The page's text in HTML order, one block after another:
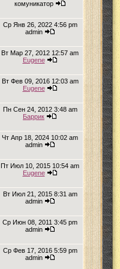
комуникатор
Ср Янв 26, 2022 4:56 pm
admin
Вт Мар 27, 2012 12:57 am
Eugene
Вт Фев 09, 2016 12:03 am
Eugene
Пн Сен 24, 2012 3:48 am
Баррик
Чт Апр 18, 2024 10:02 am
admin
Пт Июл 10, 2015 10:54 am
Eugene
Вт Июл 21, 2015 8:31 am
admin
Ср Июн 08, 2011 3:45 pm
admin
Ср Фев 17, 2016 5:59 pm
admin